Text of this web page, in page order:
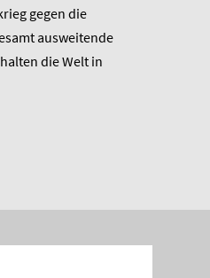
gegen die
ausweitende
die Welt in